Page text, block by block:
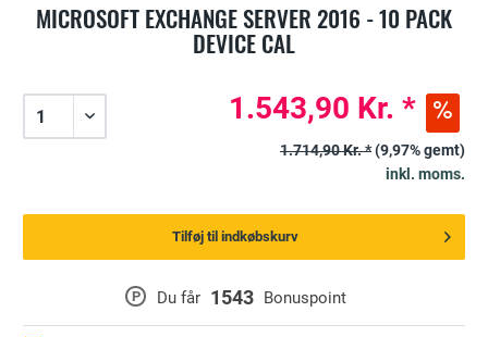
MICROSOFT EXCHANGE SERVER 2016 - 10 PACK
DEVICE CAL
P Du får 1543 Bonuspoint
1.543,90 Kr. *
1.714,90 Kr. *(9,97% gemt)
inkl. moms.
Tilføj til indkøbskurv